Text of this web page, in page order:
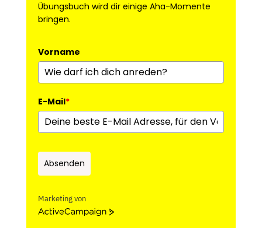
Übungsbuch wird dir einige Aha-Momente
bringen.
Vorname
E-Mail*
Absenden
Marketing von
ActiveCampaign